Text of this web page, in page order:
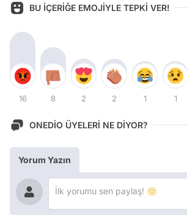
BU İÇERİĞE EMOJİYLE TEPKİ VER!
16 8 2 2 1 1
ONEDİO ÜYELERİ NE DİYOR?
Yorum Yazın